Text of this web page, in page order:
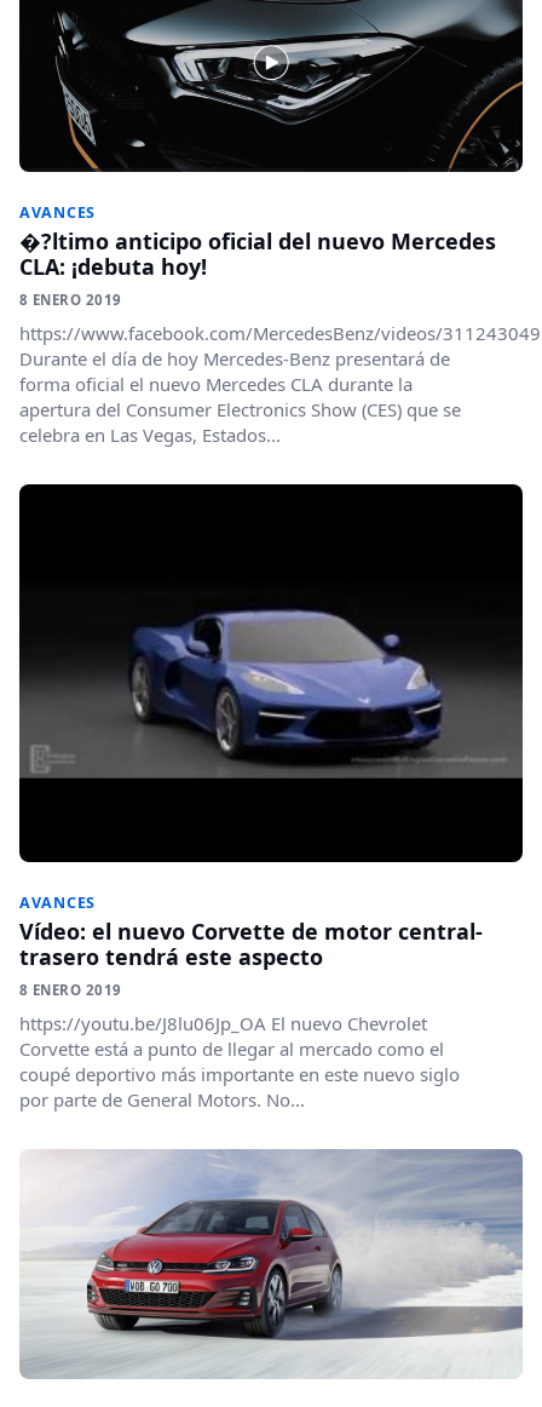
AVANCES
�?ltimo anticipo oficial del nuevo Mercedes
CLA: ¡debuta hoy!
8 ENERO 2019
https://www.facebook.com/MercedesBenz/videos/
Durante el día de hoy Mercedes-Benz presentará de
forma oficial el nuevo Mercedes CLA durante la
apertura del Consumer Electronics Show (CES) que se
celebra en Las Vegas, Estados...
AVANCES
Vídeo: el nuevo Corvette de motor central-
trasero tendrá este aspecto
8 ENERO 2019
https://youtu.be/J8lu06Jp_OA El nuevo Chevrolet
Corvette está a punto de llegar al mercado como el
coupé deportivo más importante en este nuevo siglo
por parte de General Motors. No...